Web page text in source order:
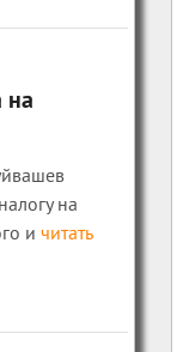
на
на
и читать